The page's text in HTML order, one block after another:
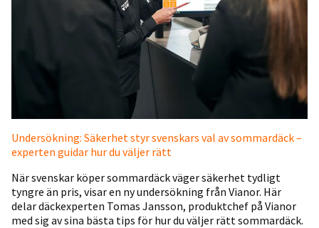
Undersökning: Säkerhet styr svenskars val av sommardäck –
experten guidar hur du väljer rätt
När svenskar köper sommardäck väger säkerhet tydligt
tyngre än pris, visar en ny undersökning från Vianor. Här
delar däckexperten Tomas Jansson, produktchef på Vianor
med sig av sina bästa tips för hur du väljer rätt sommardäck.